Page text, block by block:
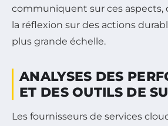
communiquent sur ces aspects,
la réflexion sur des actions
plus grande échelle.
ANALYSES DES
ET DES OUTILS DE
Les fournisseurs de services